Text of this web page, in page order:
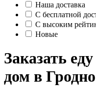
Наша доставка
C бесплатной
С высоким
Новые
Заказать
дом в Гродно